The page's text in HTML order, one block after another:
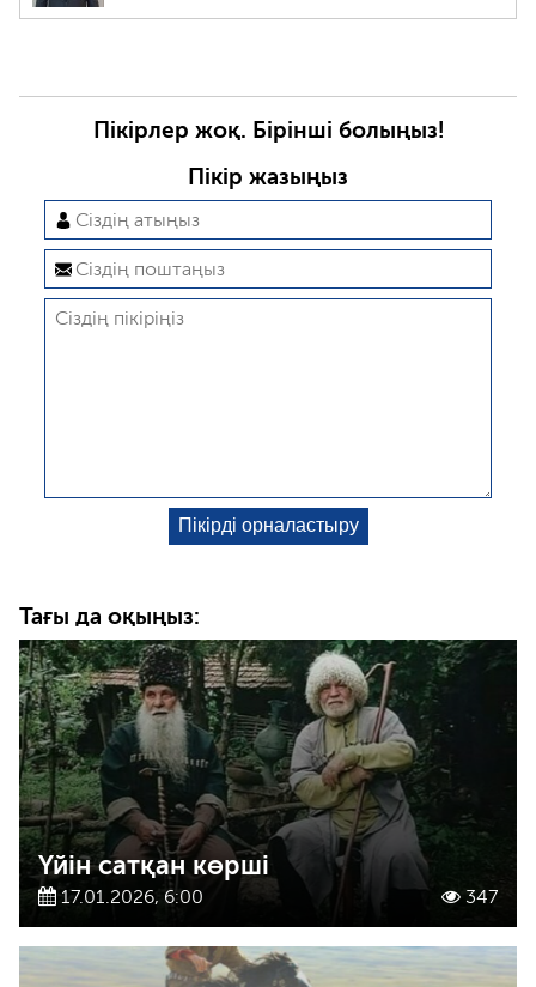
Пікірлер жоқ. Бірінші болыңыз!
Пікір жазыңыз
Тағы да оқыңыз:
Үйін сатқан көрші
17.01.2026, 6:00 347